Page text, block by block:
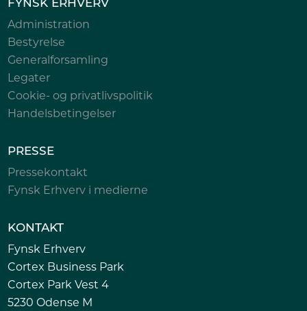
FYNSK ERHVERV
Administration
Bestyrelse
Generalforsamling
Legater
Cookie- og privatlivspolitik
Handelsbetingelser
PRESSE
Pressekontakt
Fynsk Erhverv i medierne
KONTAKT
Fynsk Erhverv
Cortex Business Park
Cortex Park Vest 4
5230 Odense M